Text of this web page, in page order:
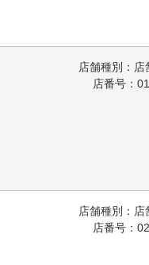
店舗種別：店
店番号：
店舗種別：店
店番号：